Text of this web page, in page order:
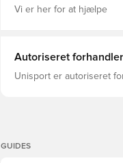
Vi er her for at hjælpe
Autoriseret forhandler
Unisport er autoriseret
GUIDES